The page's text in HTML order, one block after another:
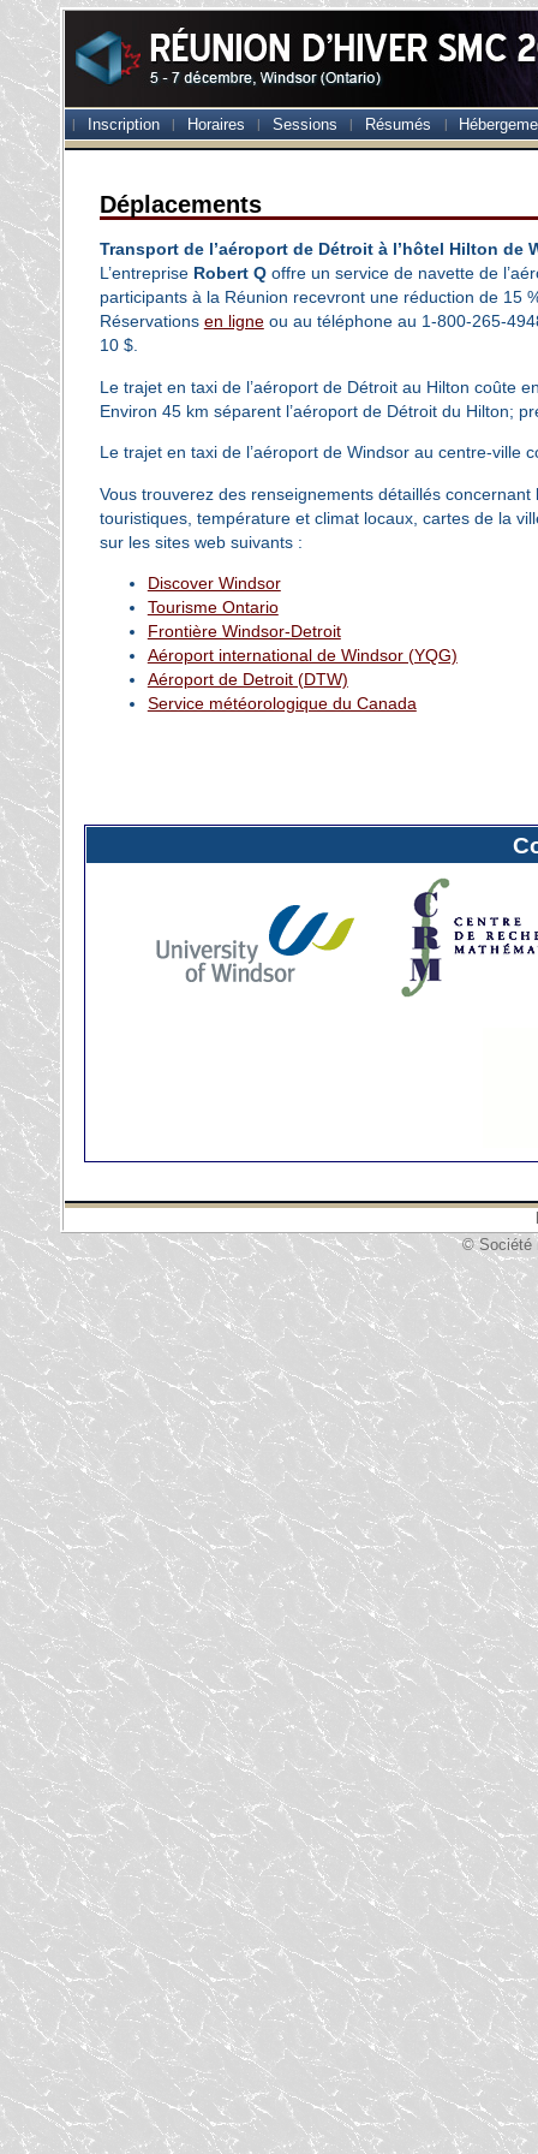
Inscription Horaires Sessions Résumés
Déplacements
Transport de l’aéroport de Détroit à l’hôtel Hilton de
L’entreprise Robert Qoffre un service de navette de
participants à la Réunion recevront une réduction de 15
Réservations en ligneou au téléphone au 1‑800-265-
10 $.
Le trajet en taxi de l’aéroport de Détroit au Hilton coûte
Environ 45 km séparent l’aéroport de Détroit du Hilton;
Le trajet en taxi de l’aéroport de Windsor au centre-ville
Vous trouverez des renseignements détaillés
touristiques, température et climat locaux, cartes de la
sur les sites web suivants :
Discover Windsor
Tourisme Ontario
Frontière Windsor-Detroit
Aéroport international de Windsor (YQG)
Aéroport de Detroit (DTW)
Service météorologique du Canada
© Société